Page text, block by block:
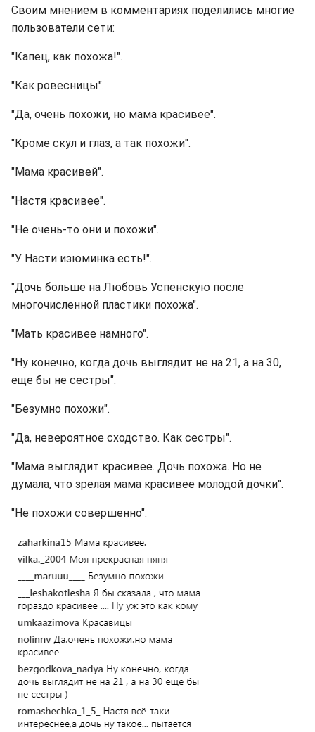
Своим мнением в комментариях поделились многие
пользователи сети:
"Капец, как похожа!".
"Как ровесницы".
"Да, очень похожи, но мама красивее".
"Кроме скул и глаз, а так похожи".
"Мама красивей".
"Настя красивее".
"Не очень-то они и похожи".
"У Насти изюминка есть!".
"Дочь больше на Любовь Успенскую после
многочисленной пластики похожа".
"Мать красивее намного".
"Ну конечно, когда дочь выглядит не на 21, а на 30,
еще бы не сестры".
"Безумно похожи".
"Да, невероятное сходство. Как сестры".
"Мама выглядит красивее. Дочь похожа. Но не
думала, что зрелая мама красивее молодой дочки".
"Не похожи совершенно".